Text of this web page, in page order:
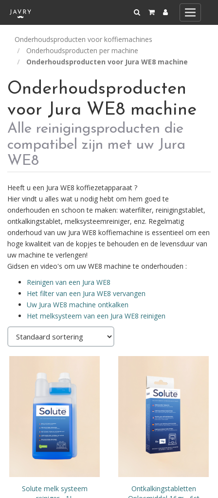
Toggle
Onderhoudsproducten voor koffiemachines
Onderhoudsproducten per machine
Onderhoudsproducten voor Jura WE8 machine
Onderhoudsproducten
voor Jura WE8 machine
Alle reinigingsproducten die
compatibel zijn met uw Jura
WE8
Heeft u een Jura WE8 koffiezetapparaat ?
Hier vindt u alles wat u nodig hebt om hem goed te
onderhouden en schoon te maken: waterfilter, reinigingstablet,
ontkalkingstablet, melksysteemreiniger, enz. Regelmatig
onderhoud van uw Jura WE8 koffiemachine is essentieel om een
hoge kwaliteit van de kopjes te behouden en de levensduur van
uw machine te verlengen!
Gidsen en video's om uw WE8 machine te onderhouden :
Reinigen van een Jura WE8
Het filter van een Jura WE8 vervangen
Uw Jura WE8 machine ontkalken
Het melksysteem van een Jura WE8 reinigen
Solute melk systeem
Ontkalkingstabletten